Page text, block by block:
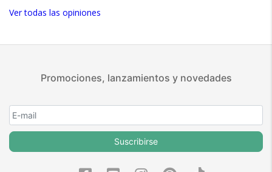
Ver todas las opiniones
Promociones, lanzamientos y novedades
Suscribirse